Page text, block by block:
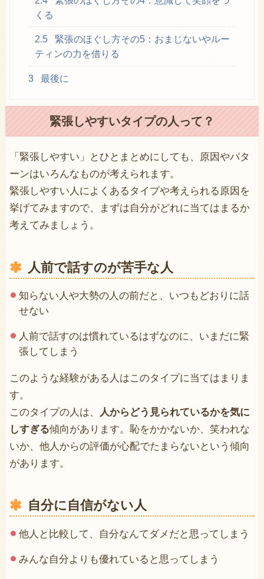
くる
2.5
緊張のほぐし方その5：おまじないやルー
ティンの力を借りる
3 最後に
緊張しやすいタイプの人って？
「緊張しやすい」とひとまとめにしても、原因やパタ
ーンはいろんなものが考えられます。
緊張しやすい人によくあるタイプや考えられる原因を
挙げてみますので、まずは自分がどれに当てはまるか
考えてみましょう。
人前で話すのが苦手な人
知らない人や大勢の人の前だと、いつもどおりに話
せない
人前で話すのは慣れているはずなのに、いまだに緊
張してしまう
このような経験がある人はこのタイプに当てはまりま
す。
このタイプの人は、
人からどう見られているかを気に
しすぎる傾向があります。恥をかかないか、笑われな
いか、他人からの評価が心配でたまらないという傾向
があります。
自分に自信がない人
他人と比較して、自分なんてダメだと思ってしまう
みんな自分よりも優れていると思ってしまう